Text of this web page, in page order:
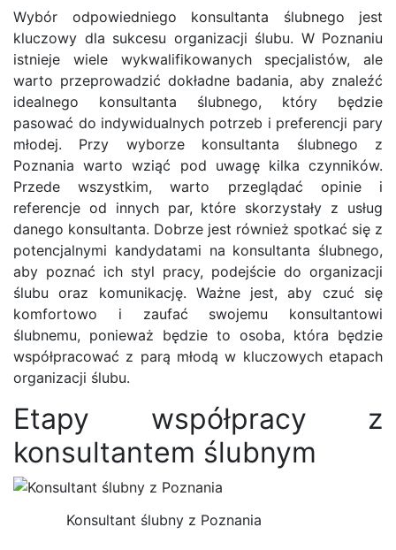
Wybór odpowiedniego konsultanta ślubnego jest
kluczowy dla sukcesu organizacji ślubu. W Poznaniu
istnieje wiele wykwalifikowanych specjalistów, ale
warto przeprowadzić dokładne badania, aby znaleźć
idealnego konsultanta ślubnego, który będzie
pasować do indywidualnych potrzeb i preferencji pary
młodej. Przy wyborze konsultanta ślubnego z
Poznania warto wziąć pod uwagę kilka czynników.
Przede wszystkim, warto przeglądać opinie i
referencje od innych par, które skorzystały z usług
danego konsultanta. Dobrze jest również spotkać się z
potencjalnymi kandydatami na konsultanta ślubnego,
aby poznać ich styl pracy, podejście do organizacji
ślubu oraz komunikację. Ważne jest, aby czuć się
komfortowo i zaufać swojemu konsultantowi
ślubnemu, ponieważ będzie to osoba, która będzie
współpracować z parą młodą w kluczowych etapach
organizacji ślubu.
Etapy współpracy z
konsultantem ślubnym
Konsultant ślubny z Poznania